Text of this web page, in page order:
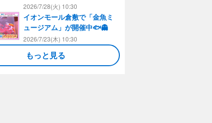
2026/7/28(火) 10:30
イオンモール倉敷で「金魚ミ
ュージアム」が開催中🐟👻
2026/7/23(木) 10:30
もっと見る